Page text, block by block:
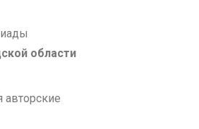
области
авторские